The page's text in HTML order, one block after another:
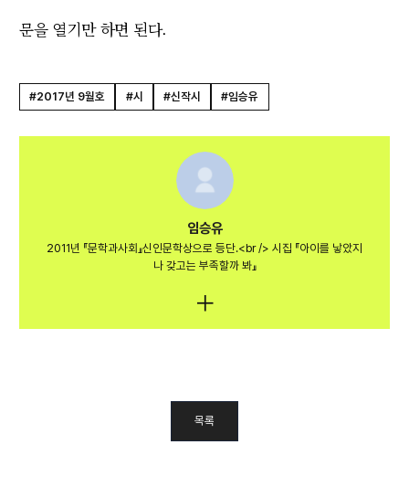
문을 열기만 하면 된다.
#2017년 9월호 #시 #신작시 #임승유
임승유
2011년 『문학과사회』신인문학상으로 등단.<br /> 시집 『아이를 낳았지
나 갖고는 부족할까 봐』
목록